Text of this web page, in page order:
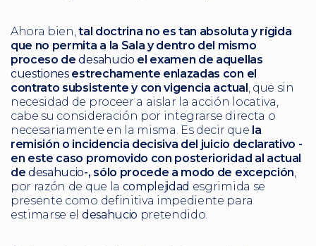
Ahora bien,tal doctrina no es tan absoluta y rígida
que no permita a la Sala y dentro del mismo
proceso dedesahucio el examen de aquellas
cuestionesestrechamente enlazadas con el
contrato subsistente y con vigencia actual, que sin
necesidad de proceer a aislar la acción locativa,
cabe su consideración por integrarse directa o
necesariamente en la misma. Es decir que la
remisión o incidencia decisiva del juicio declarativo -
en este caso promovido con posterioridad al actual
dedesahucio-, sólo procede a modo de excepción,
por razón de que la complejidad esgrimida se
presente como definitiva impediente para
estimarse el desahucio pretendido.